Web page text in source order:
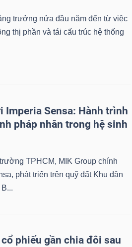
trưởng nửa đầu năm đến từ việc
thị phần và tái cấu trúc hệ thống
Imperia Sensa: Hành trình
pháp nhân trong hệ sinh
TPHCM, MIK Group chính
phát triển trên quỹ đất Khu dân
phiếu gần chia đôi sau